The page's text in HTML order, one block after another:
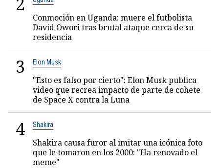
Conmoción en Uganda: muere el futbolista
David Owori tras brutal ataque cerca de su
residencia
3 Elon Musk
"Esto es falso por cierto": Elon Musk publica
video que recrea impacto de parte de cohete
de Space X contra la Luna
4 Shakira
Shakira causa furor al imitar una icónica foto
que le tomaron en los 2000: "Ha renovado el
meme"